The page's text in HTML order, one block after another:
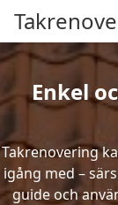
Enkel
Takrenovering
igång med –
guide och